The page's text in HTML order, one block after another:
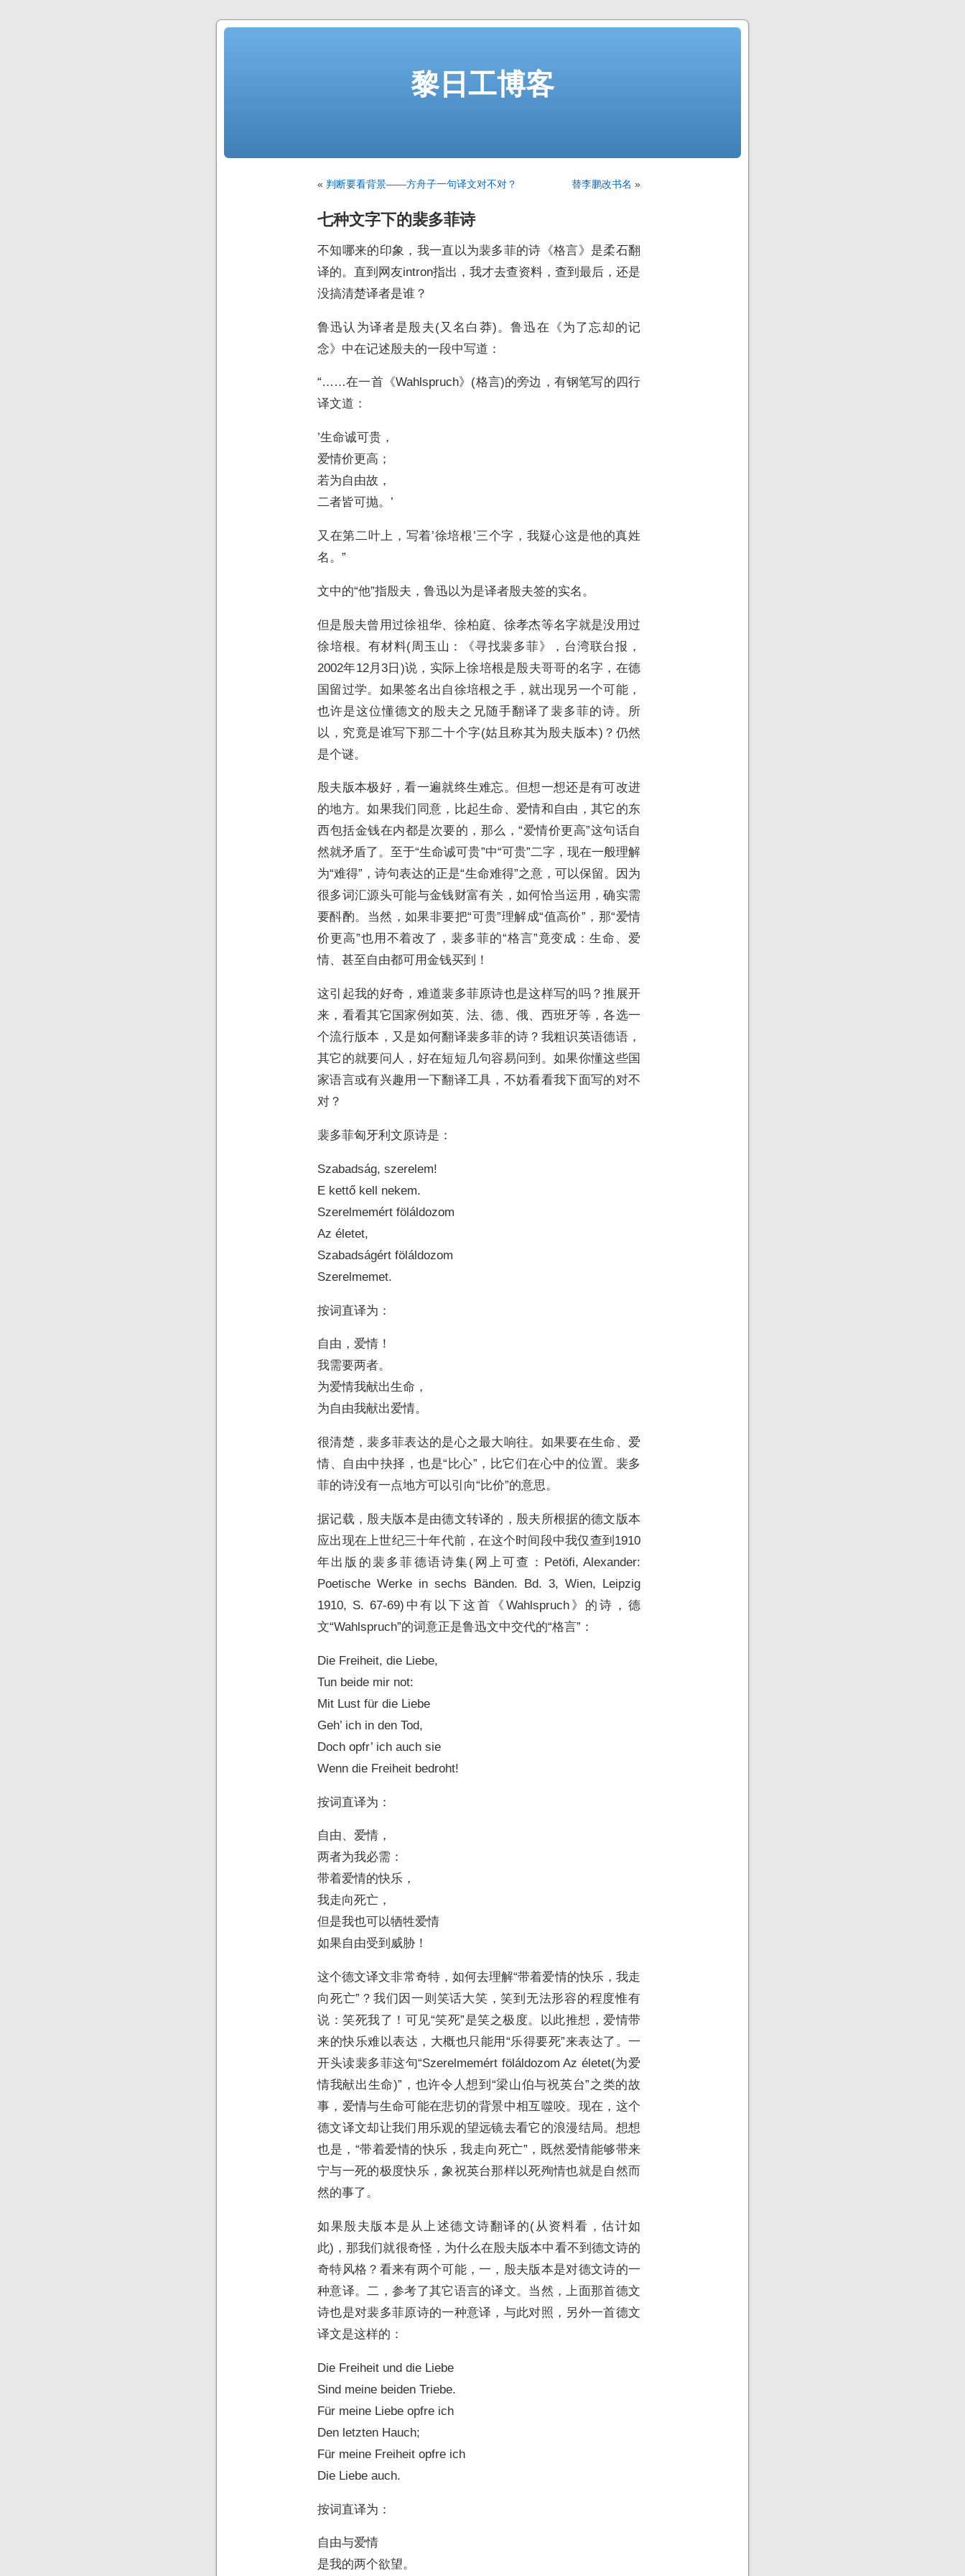
黎日工博客
« 判断要看背景——方舟子一句译文对不对？ 替李鹏改书名 »
七种文字下的裴多菲诗
不知哪来的印象，我一直以为裴多菲的诗《格言》是柔石翻
译的。直到网友intron指出，我才去查资料，查到最后，还是
没搞清楚译者是谁？
鲁迅认为译者是殷夫(又名白莽)。鲁迅在《为了忘却的记
念》中在记述殷夫的一段中写道：
“……在一首《Wahlspruch》(格言)的旁边，有钢笔写的四行
译文道：
’生命诚可贵，
爱情价更高；
若为自由故，
二者皆可抛。’
又在第二叶上，写着’徐培根’三个字，我疑心这是他的真姓
名。”
文中的“他”指殷夫，鲁迅以为是译者殷夫签的实名。
但是殷夫曾用过徐祖华、徐柏庭、徐孝杰等名字就是没用过
徐培根。有材料(周玉山：《寻找裴多菲》，台湾联台报，
2002年12月3日)说，实际上徐培根是殷夫哥哥的名字，在德
国留过学。如果签名出自徐培根之手，就出现另一个可能，
也许是这位懂德文的殷夫之兄随手翻译了裴多菲的诗。所
以，究竟是谁写下那二十个字(姑且称其为殷夫版本)？仍然
是个谜。
殷夫版本极好，看一遍就终生难忘。但想一想还是有可改进
的地方。如果我们同意，比起生命、爱情和自由，其它的东
西包括金钱在内都是次要的，那么，“爱情价更高”这句话自
然就矛盾了。至于“生命诚可贵”中“可贵”二字，现在一般理解
为“难得”，诗句表达的正是“生命难得”之意，可以保留。因为
很多词汇源头可能与金钱财富有关，如何恰当运用，确实需
要酙酌。当然，如果非要把“可贵”理解成“值高价”，那“爱情
价更高”也用不着改了，裴多菲的“格言”竟变成：生命、爱
情、甚至自由都可用金钱买到！
这引起我的好奇，难道裴多菲原诗也是这样写的吗？推展开
来，看看其它国家例如英、法、德、俄、西班牙等，各选一
个流行版本，又是如何翻译裴多菲的诗？我粗识英语德语，
其它的就要问人，好在短短几句容易问到。如果你懂这些国
家语言或有兴趣用一下翻译工具，不妨看看我下面写的对不
对？
裴多菲匈牙利文原诗是：
Szabadság, szerelem!
E kettő kell nekem.
Szerelmemért föláldozom
Az életet,
Szabadságért föláldozom
Szerelmemet.
按词直译为：
自由，爱情！
我需要两者。
为爱情我献出生命，
为自由我献出爱情。
很清楚，裴多菲表达的是心之最大响往。如果要在生命、爱
情、自由中抉择，也是“比心”，比它们在心中的位置。裴多
菲的诗没有一点地方可以引向“比价”的意思。
据记载，殷夫版本是由德文转译的，殷夫所根据的德文版本
应出现在上世纪三十年代前，在这个时间段中我仅查到1910
年出版的裴多菲德语诗集(网上可查：Petöfi, Alexander:
Poetische Werke in sechs Bänden. Bd. 3, Wien, Leipzig
1910, S. 67-69)中有以下这首《Wahlspruch》的诗，德
文“Wahlspruch”的词意正是鲁迅文中交代的“格言”：
Die Freiheit, die Liebe,
Tun beide mir not:
Mit Lust für die Liebe
Geh’ ich in den Tod,
Doch opfr’ ich auch sie
Wenn die Freiheit bedroht!
按词直译为：
自由、爱情，
两者为我必需：
带着爱情的快乐，
我走向死亡，
但是我也可以牺牲爱情
如果自由受到威胁！
这个德文译文非常奇特，如何去理解“带着爱情的快乐，我走
向死亡”？我们因一则笑话大笑，笑到无法形容的程度惟有
说：笑死我了！可见“笑死”是笑之极度。以此推想，爱情带
来的快乐难以表达，大概也只能用“乐得要死”来表达了。一
开头读裴多菲这句“Szerelmemért föláldozom Az életet(为爱
情我献出生命)”，也许令人想到“梁山伯与祝英台”之类的故
事，爱情与生命可能在悲切的背景中相互噬咬。现在，这个
德文译文却让我们用乐观的望远镜去看它的浪漫结局。想想
也是，“带着爱情的快乐，我走向死亡”，既然爱情能够带来
宁与一死的极度快乐，象祝英台那样以死殉情也就是自然而
然的事了。
如果殷夫版本是从上述德文诗翻译的(从资料看，估计如
此)，那我们就很奇怪，为什么在殷夫版本中看不到德文诗的
奇特风格？看来有两个可能，一，殷夫版本是对德文诗的一
种意译。二，参考了其它语言的译文。当然，上面那首德文
诗也是对裴多菲原诗的一种意译，与此对照，另外一首德文
译文是这样的：
Die Freiheit und die Liebe
Sind meine beiden Triebe.
Für meine Liebe opfre ich
Den letzten Hauch;
Für meine Freiheit opfre ich
Die Liebe auch.
按词直译为：
自由与爱情
是我的两个欲望。